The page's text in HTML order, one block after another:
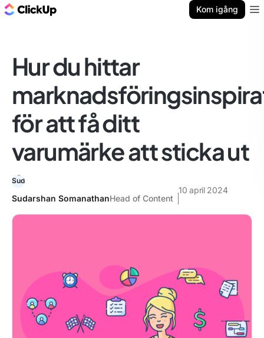
Kom igång
Hur du hittar
för att få ditt
varumärke att sticka ut
Sudarshan SomanathanHead of Content
10 april 2024